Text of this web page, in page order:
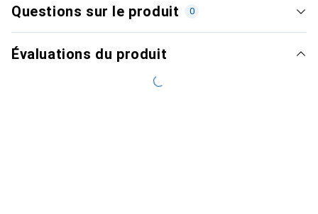
Questions sur le produit 0
Évaluations du produit